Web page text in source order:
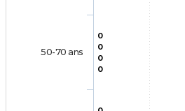
0
0
0
0
50-70 ans